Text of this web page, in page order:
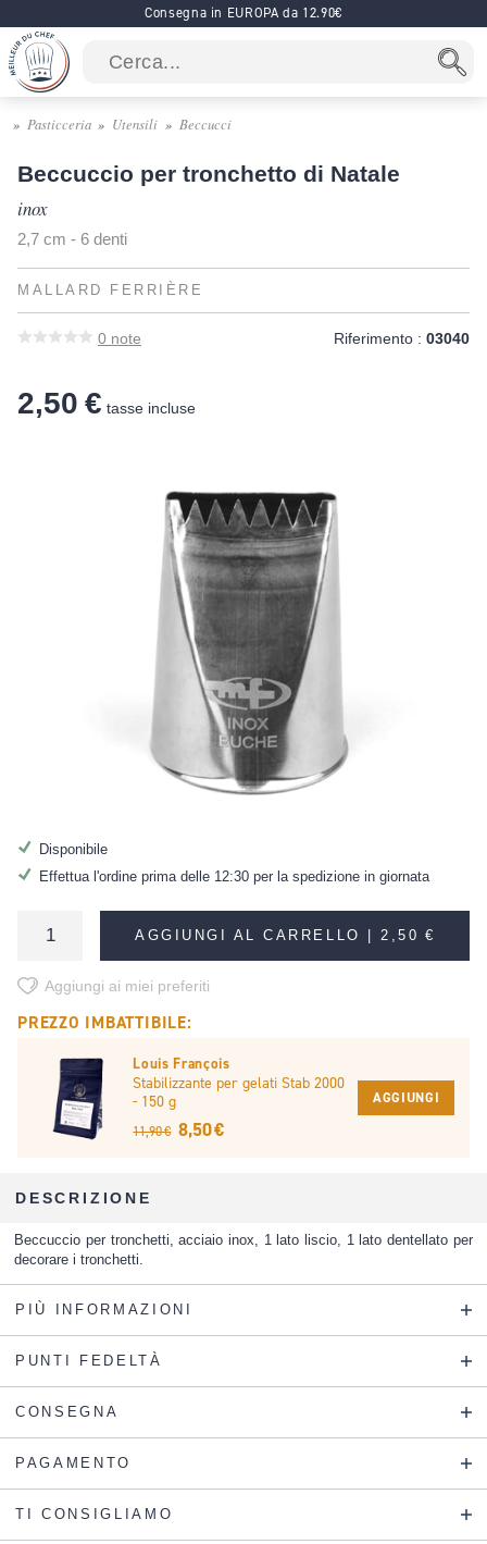
Consegna in EUROPA da 12.90€
Pasticceria Utensili Beccucci
Beccuccio per tronchetto di Natale
inox
2,7 cm - 6 denti
MALLARD FERRIÈRE
0 note Riferimento : 03040
2,50 € tasse incluse
Disponibile
Effettua l'ordine prima delle 12:30 per la spedizione in giornata
AGGIUNGI AL CARRELLO | 2,50 €
Aggiungi ai miei preferiti
PREZZO IMBATTIBILE:
Louis François
Stabilizzante per gelati Stab 2000
- 150 g
11,90 € 8,50 €
AGGIUNGI
DESCRIZIONE
Beccuccio per tronchetti, acciaio inox, 1 lato liscio, 1 lato dentellato per
decorare i tronchetti.
PIÙ INFORMAZIONI
PUNTI FEDELTÀ
CONSEGNA
PAGAMENTO
TI CONSIGLIAMO